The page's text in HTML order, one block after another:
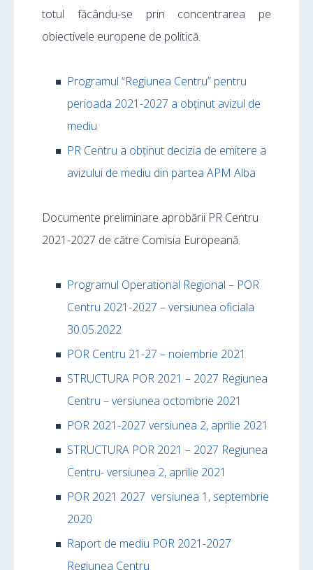
totul făcându-se prin concentrarea pe
obiectivele europene de politică.
Programul “Regiunea Centru” pentru
perioada 2021-2027 a obținut avizul de
mediu
PR Centru a obținut decizia de emitere a
avizului de mediu din partea APM Alba
Documente preliminare aprobării PR Centru
2021-2027 de către Comisia Europeană.
Programul Operational Regional – POR
Centru 2021-2027 – versiunea oficiala
30.05.2022
POR Centru 21-27 – noiembrie 2021
STRUCTURA POR 2021 – 2027 Regiunea
Centru – versiunea octombrie 2021
POR 2021-2027 versiunea 2, aprilie 2021
STRUCTURA POR 2021 – 2027 Regiunea
Centru- versiunea 2, aprilie 2021
POR 2021 2027 versiunea 1, septembrie
2020
Raport de mediu POR 2021-2027
Regiunea Centru